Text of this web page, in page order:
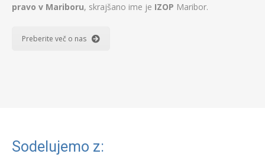
pravo v Mariboru, skrajšano ime je IZOP Maribor.
Preberite več o nas
Sodelujemo z: